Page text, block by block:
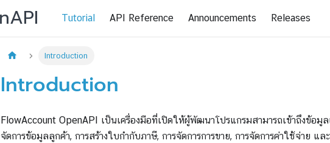
Tutorial API Reference Announcements Releases
Introduction
Introduction
FlowAccount OpenAPI เป็นเครื่องมือที่เปิดให้ผู้พัฒนาโปรแกรมสามารถเข้าถึงข้อมู
จัดการข้อมูลลูกค้า, การสร้างใบกำกับภาษี, การจัดการการขาย, การจัดการค่าใช้จ่าย แ